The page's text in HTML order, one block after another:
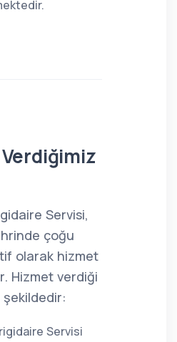
Servisi,
çoğu
olarak hizmet
Hizmet verdiği
Servisi